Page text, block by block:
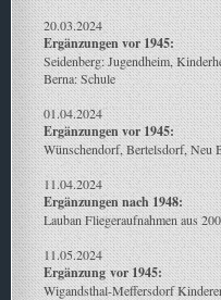
20.03.2024
Ergänzungen vor 1945:
Seidenberg: Jugendheim,
Berna: Schule
01.04.2024
Ergänzungen vor 1945:
Wünschendorf, Bertelsdorf, Neu
11.04.2024
Ergänzungen nach 1948:
Lauban Fliegeraufnahmen aus
11.05.2024
Ergänzungvor 1945:
Wigandsthal-Meffersdorf